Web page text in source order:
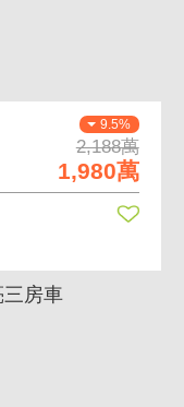
9.5%
2,188萬
1,980萬